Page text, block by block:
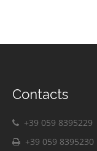
Contacts
+39 059 8395229
+39 059 8395230